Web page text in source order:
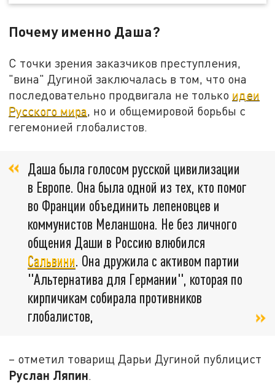
Почему именно Даша?
С точки зрения заказчиков преступления,
"вина" Дугиной заключалась в том, что она
последовательно продвигала не только идеи
Русского мира, но и общемировой борьбы с
гегемонией глобалистов.
Даша была голосом русской цивилизации
в Европе. Она была одной из тех, кто помог
во Франции объединить лепеновцев и
коммунистов Меланшона. Не без личного
общения Даши в Россию влюбился
Сальвини. Она дружила с активом партии
"Альтернатива для Германии", которая по
кирпичикам собирала противников
глобалистов,
– отметил товарищ Дарьи Дугиной публицист
Руслан Ляпин.